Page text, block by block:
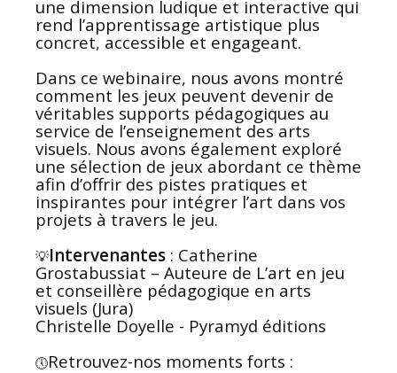
une dimension ludique et interactive qui
rend l’apprentissage artistique plus
concret, accessible et engageant.
Dans ce webinaire, nous avons montré
comment les jeux peuvent devenir de
véritables supports pédagogiques au
service de l’enseignement des arts
visuels. Nous avons également exploré
une sélection de jeux abordant ce thème
afin d’offrir des pistes pratiques et
inspirantes pour intégrer l’art dans vos
projets à travers le jeu.
💡Intervenantes : Catherine
Grostabussiat – Auteure de L’art en jeu
et conseillère pédagogique en arts
visuels (Jura)
Christelle Doyelle - Pyramyd éditions
🕔Retrouvez-nos moments forts :